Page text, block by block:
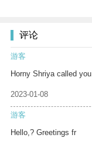
评论
游客
Horny Shriya called you
2023-01-08
游客
Hello,? Greetings fr